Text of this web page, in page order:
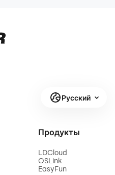
Русский
Продукты
LDCloud
OSLink
EasyFun